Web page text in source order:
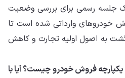
یک جلسه رسمی برای بررسی وضعیت
خودروهای وارداتی شده است تا
به اصول اولیه تجارت و کاهش
یکپارچه فروش خودرو چیست؟ آیا با